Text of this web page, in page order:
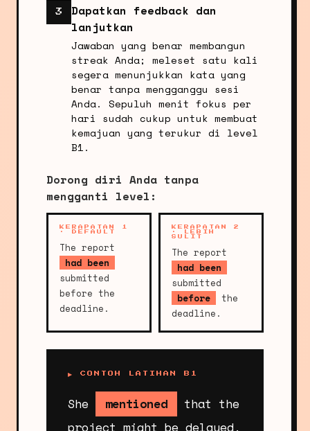
3
Dapatkan feedback dan
lanjutkan
Jawaban yang benar membangun
streak Anda; meleset satu kali
segera menunjukkan kata yang
benar tanpa mengganggu sesi
Anda. Sepuluh menit fokus per
hari sudah cukup untuk membuat
kemajuan yang terukur di level
B1.
Dorong diri Anda tanpa
mengganti level:
KERAPATAN 1
· DEFAULT
The report
had been
submitted
before the
deadline.
KERAPATAN 2
· LEBIH
SULIT
The report
had been
submitted
before
the
deadline.
▶ CONTOH LATIHAN B1
She mentioned
that the
project might be delayed.